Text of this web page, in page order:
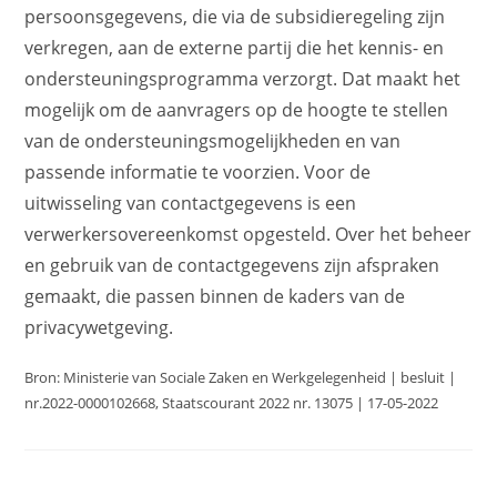
persoonsgegevens, die via de subsidieregeling zijn
verkregen, aan de externe partij die het kennis- en
ondersteuningsprogramma verzorgt. Dat maakt het
mogelijk om de aanvragers op de hoogte te stellen
van de ondersteuningsmogelijkheden en van
passende informatie te voorzien. Voor de
uitwisseling van contactgegevens is een
verwerkersovereenkomst opgesteld. Over het beheer
en gebruik van de contactgegevens zijn afspraken
gemaakt, die passen binnen de kaders van de
privacywetgeving.
Bron: Ministerie van Sociale Zaken en Werkgelegenheid | besluit |
nr.2022-0000102668, Staatscourant 2022 nr. 13075 | 17-05-2022